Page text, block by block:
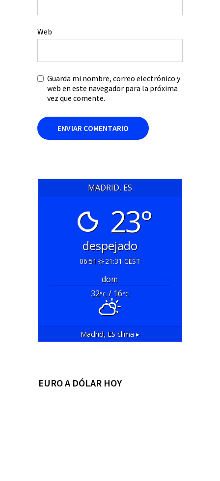
Web
Guarda mi nombre, correo electrónico y
web en este navegador para la próxima
vez que comente.
MADRID, ES
23°
despejado
06:51 21:31 CEST
dom
32°C/ 16°C
Madrid, ES clima ▸
EURO A DÓLAR HOY